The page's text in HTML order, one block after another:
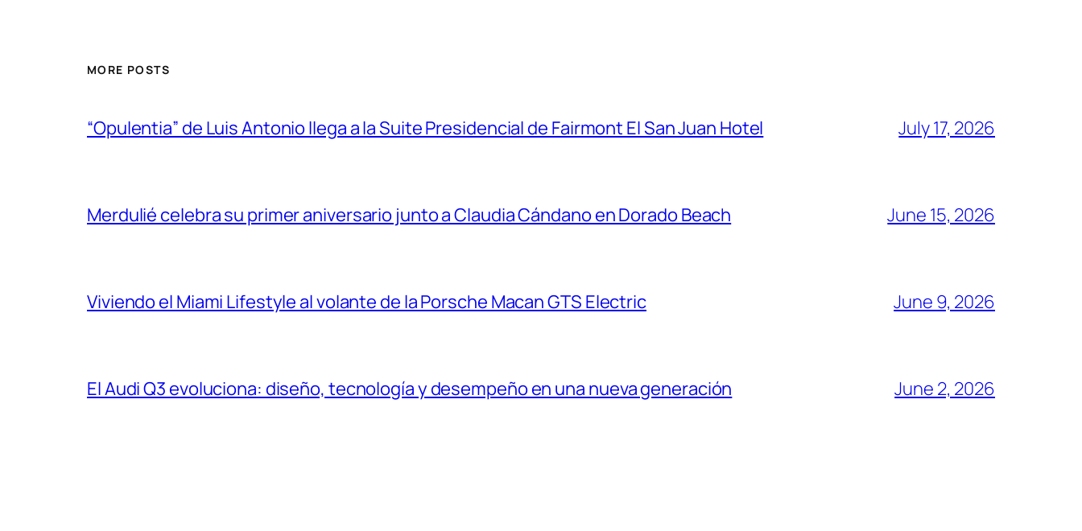
MORE POSTS
“Opulentia” de Luis Antonio llega a la Suite Presidencial de Fairmont El San Juan Hotel July 17, 2026
Merdulié celebra su primer aniversario junto a Claudia Cándano en Dorado Beach June 15, 2026
Viviendo el Miami Lifestyle al volante de la Porsche Macan GTS Electric June 9, 2026
El Audi Q3 evoluciona: diseño, tecnología y desempeño en una nueva generación June 2, 2026